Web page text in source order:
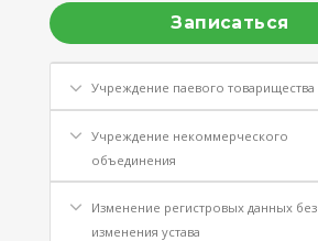
Записаться
Учреждение паевого товарищества
Учреждение некоммерческого
объединения
Изменение регистровых данных без
изменения устава